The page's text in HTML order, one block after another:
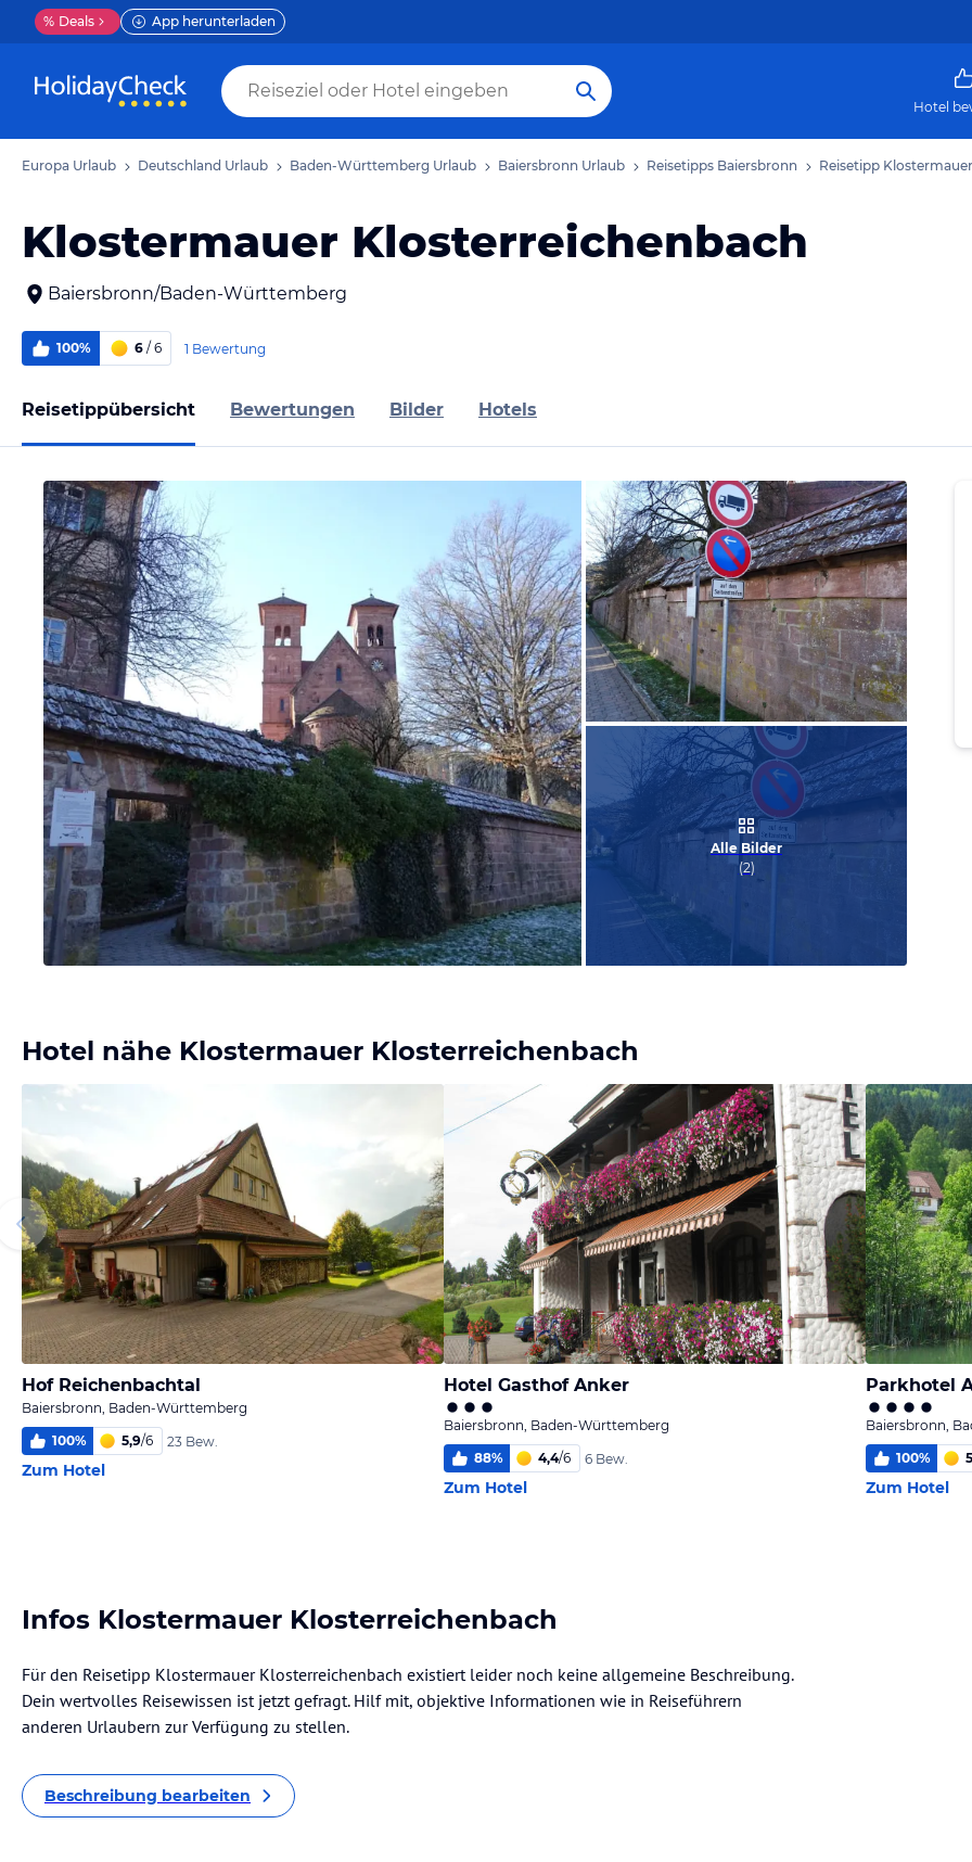
% Deals App herunterladen
Hotel
Europa Urlaub Deutschland Urlaub Baden-Württemberg Urlaub Baiersbronn Urlaub Reisetipps Baiersbronn Reisetipp
Klostermauer Klosterreichenbach
Baiersbronn/Baden-Württemberg
100% 6 / 6 1 Bewertung
Reisetippübersicht Bewertungen Bilder Hotels
Bild melden
von Claudia
Alle Bilder
(2)
Hotel nähe Klostermauer Klosterreichenbach
Hof Reichenbachtal
Baiersbronn, Baden-Württemberg
100% 5,9/6 23 Bew.
Zum Hotel
Hotel Gasthof Anker
Baiersbronn, Baden-Württemberg
88% 4,4/6 6 Bew.
Zum Hotel
Parkhotel
Baiersbronn,
100%
Zum Hotel
Infos Klostermauer Klosterreichenbach
Für den Reisetipp Klostermauer Klosterreichenbach existiert leider noch keine allgemeine Beschreibung.
Dein wertvolles Reisewissen ist jetzt gefragt. Hilf mit, objektive Informationen wie in Reiseführern
anderen Urlaubern zur Verfügung zu stellen.
Beschreibung bearbeiten